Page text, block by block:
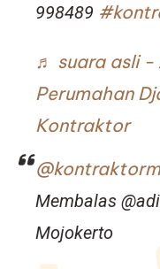
998489
♬ suara asli -
Perumahan
Kontraktor
Membalas
Mojokerto